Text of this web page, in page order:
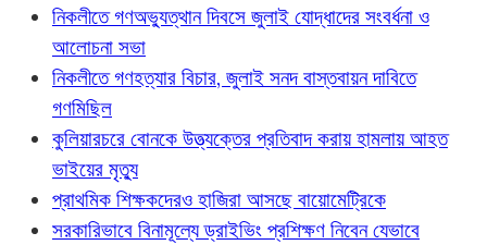
নিকলীতে গণঅভ্যুত্থান দিবসে জুলাই যোদ্ধাদের সংবর্ধনা ও
আলোচনা সভা
নিকলীতে গণহত্যার বিচার, জুলাই সনদ বাস্তবায়ন দাবিতে
গণমিছিল
কুলিয়ারচরে বোনকে উত্ত্যক্তের প্রতিবাদ করায় হামলায় আহত
ভাইয়ের মৃত্যু
প্রাথমিক শিক্ষকদেরও হাজিরা আসছে বায়োমেট্রিকে
সরকারিভাবে বিনামূল্যে ড্রাইভিং প্রশিক্ষণ নিবেন যেভাবে